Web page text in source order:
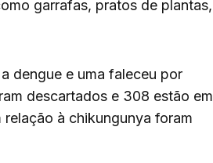
garrafas, pratos de plantas,
dengue e uma faleceu por
descartados e 308 estão em
à chikungunya foram